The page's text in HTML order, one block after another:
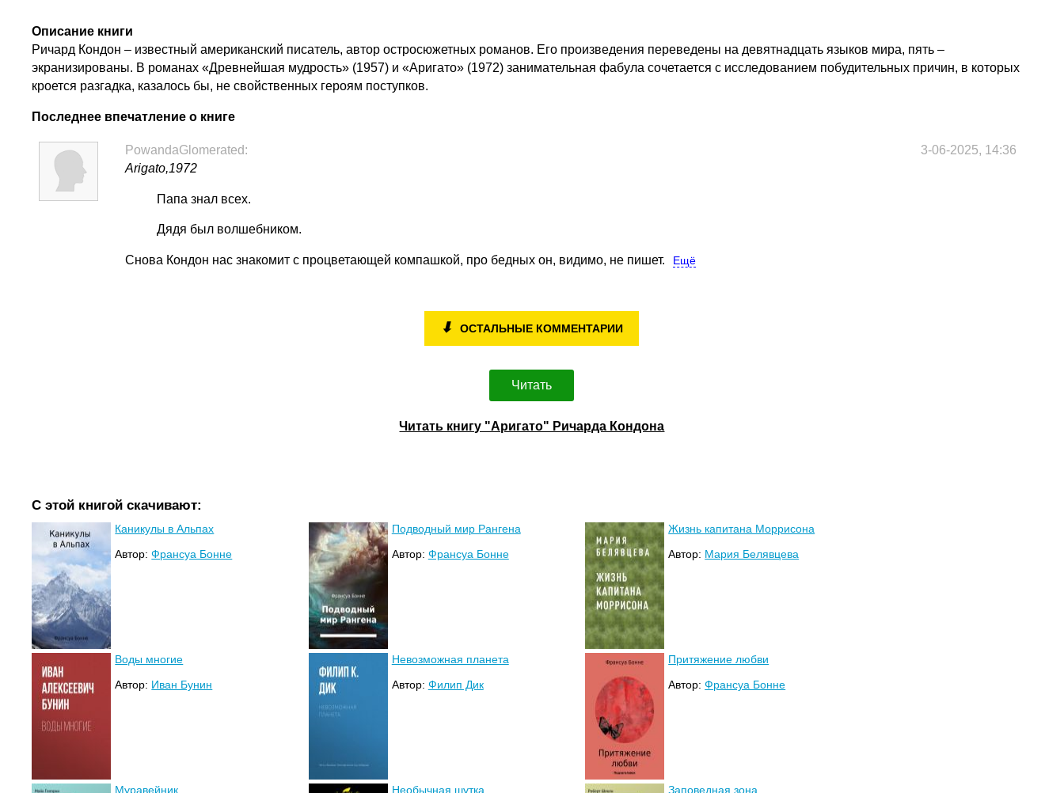
Описание книги
Ричард Кондон – известный американский писатель, автор остросюжетных романов. Его произведения переведены на девятнадцать языков мира, пять –
экранизированы. В романах «Древнейшая мудрость» (1957) и «Аригато» (1972) занимательная фабула сочетается с исследованием побудительных причин, в которых
кроется разгадка, казалось бы, не свойственных героям поступков.
Последнее впечатление о книге
PowandaGlomerated:
3-06-2025, 14:36
Arigato,1972
Папа знал всех.
Дядя был волшебником.
Снова Кондон нас знакомит с процветающей компашкой, про бедных он, видимо, не пишет. Ещё
⬇ ОСТАЛЬНЫЕ КОММЕНТАРИИ
Читать
Читать книгу "Аригато" Ричарда Кондона
С этой книгой скачивают:
Каникулы в Альпах
Автор:Франсуа Бонне
Подводный мир Рангена
Автор: Франсуа Бонне
Жизнь капитана Моррисона
Автор: Мария Белявцева
Воды многие
Автор: Иван Бунин
Невозможная планета
Автор: Филип Дик
Притяжение любви
Автор:Франсуа Бонне
Муравейник
Необычная шутка
Заповедная зона